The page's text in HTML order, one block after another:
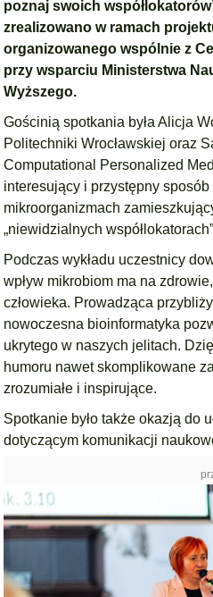
poznaj swoich
zrealizowano w ramach
organizowanego wspólnie z
przy wsparciu Ministerstwa
Wyższego.
Gościnią spotkania była Alicja
Politechniki Wrocławskiej oraz
Computational Personalized
interesujący i przystępny sposób
mikroorganizmach
„niewidzialnych
Podczas wykładu uczestnicy
wpływ mikrobiom ma na
człowieka. Prowadząca
nowoczesna bioinformatyka
ukrytego w naszych jelitach.
humoru nawet skomplikowane
zrozumiałe i inspirujące.
Spotkanie było także okazją do
dotyczącym komunikacji